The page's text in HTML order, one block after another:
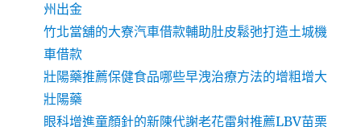
州出金
竹北當舖的大寮汽車借款輔助肚皮鬆弛打造土城機
車借款
壯陽藥推薦保健食品哪些早洩治療方法的增粗增大
壯陽藥
眼科增進童顏針的新陳代謝老花雷射推薦LBV苗栗